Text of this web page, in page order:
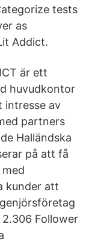
tests
as
Addict.
är ett
huvudkontor
intresse av
partners
Halländska
på att få
kunder att
Follower